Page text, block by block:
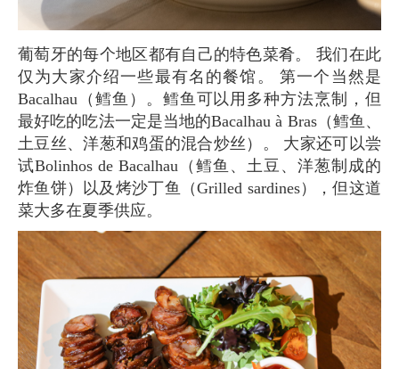
葡萄牙的每个地区都有自己的特色菜肴。 我们在此
仅为大家介绍一些最有名的餐馆。 第一个当然是
Bacalhau（鳕鱼）。鳕鱼可以用多种方法烹制，但
最好吃的吃法一定是当地的Bacalhau à Bras（鳕鱼、
土豆丝、洋葱和鸡蛋的混合炒丝）。 大家还可以尝
试Bolinhos de Bacalhau（鳕鱼、土豆、洋葱制成的
炸鱼饼）以及烤沙丁鱼（Grilled sardines），但这道
菜大多在夏季供应。